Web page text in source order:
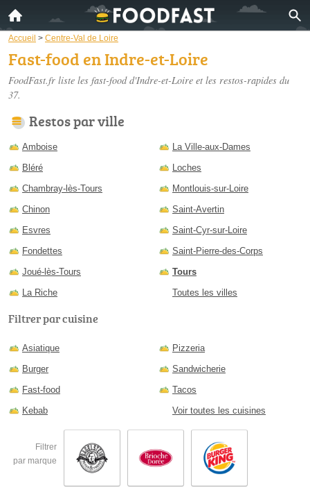
Accueil > Centre-Val de Loire
Fast-food en Indre-et-Loire
FoodFast.fr liste les fast-food d'Indre-et-Loire et les restos-rapides du
37.
Restos par ville
Amboise
Bléré
Chambray-lès-Tours
Chinon
Esvres
Fondettes
Joué-lès-Tours
La Riche
La Ville-aux-Dames
Loches
Montlouis-sur-Loire
Saint-Avertin
Saint-Cyr-sur-Loire
Saint-Pierre-des-Corps
Tours
Toutes les villes
Filtrer par cuisine
Asiatique
Burger
Fast-food
Kebab
Pizzeria
Sandwicherie
Tacos
Voir toutes les cuisines
Filtrer
par marque